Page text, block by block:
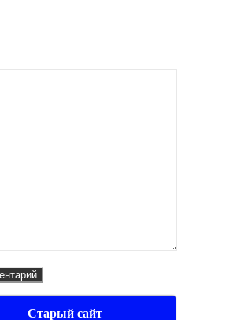
Старый сайт